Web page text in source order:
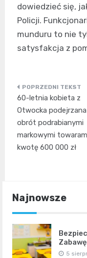
dowiedzieć się,
Policji.
munduru to nie
satysfakcja z
Nawigacja
wpisu
60-letnia kobieta z
Otwocka
obrót podrabianymi
markowymi
kwotę 600 000 zł
Najnowsze
5